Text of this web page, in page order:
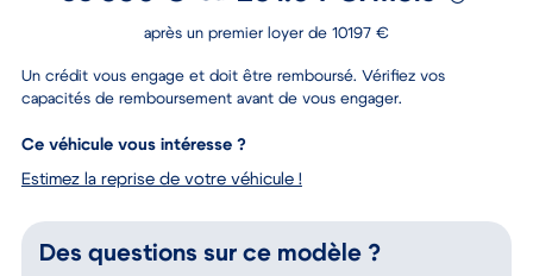
après un premier loyer de 10197 €
Un crédit vous engage et doit être remboursé. Vérifiez vos
capacités de remboursement avant de vous engager.
Ce véhicule vous intéresse ?
Estimez la reprise de votre véhicule !
Des questions sur ce modèle ?